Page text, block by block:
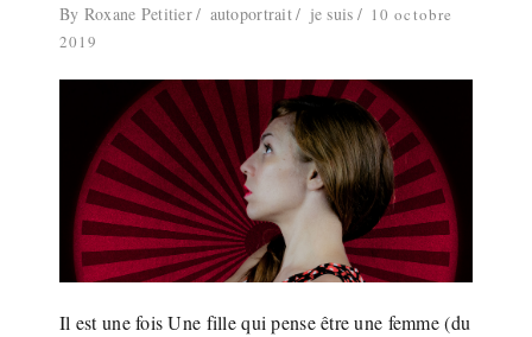
By Roxane Petitier autoportrait je suis
10 octobre
2019
Il est une fois Une fille qui pense être une femme (du